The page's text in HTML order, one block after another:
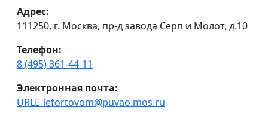
Адрес:
111250, г. Москва, пр-д завода Серп и Молот, д.10
Телефон:
8 (495) 361-44-11
Электронная почта:
URLE-lefortovom@puvao.mos.ru